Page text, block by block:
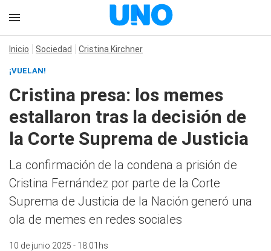
Inicio Sociedad Cristina Kirchner
¡VUELAN!
Cristina presa: los memes
estallaron tras la decisión de
la Corte Suprema de Justicia
La confirmación de la condena a prisión de
Cristina Fernández por parte de la Corte
Suprema de Justicia de la Nación generó una
ola de memes en redes sociales
10 de junio 2025 - 18:01hs